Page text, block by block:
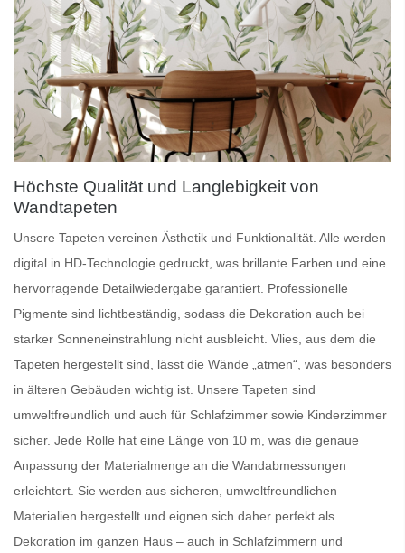
Höchste Qualität und Langlebigkeit von
Wandtapeten
Unsere Tapeten vereinen Ästhetik und Funktionalität. Alle werden
digital in HD-Technologie gedruckt, was brillante Farben und eine
hervorragende Detailwiedergabe garantiert. Professionelle
Pigmente sind lichtbeständig, sodass die Dekoration auch bei
starker Sonneneinstrahlung nicht ausbleicht. Vlies, aus dem die
Tapeten hergestellt sind, lässt die Wände „atmen“, was besonders
in älteren Gebäuden wichtig ist. Unsere Tapeten sind
umweltfreundlich und auch für Schlafzimmer sowie Kinderzimmer
sicher. Jede Rolle hat eine Länge von 10 m, was die genaue
Anpassung der Materialmenge an die Wandabmessungen
erleichtert. Sie werden aus sicheren, umweltfreundlichen
Materialien hergestellt und eignen sich daher perfekt als
Dekoration im ganzen Haus – auch in Schlafzimmern und